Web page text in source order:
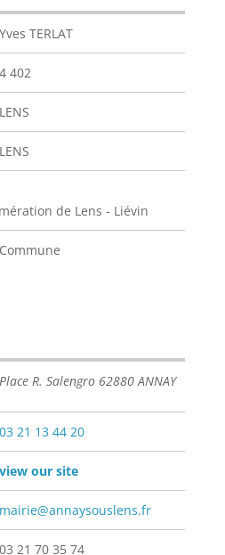
Yves TERLAT
4 402
LENS
LENS
de Lens - Liévin
Commune
Place R. Salengro 62880 ANNAY
03 21 13 44 20
view our site
mairie@annaysouslens.fr
03 21 70 35 74